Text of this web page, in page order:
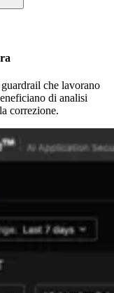
che lavorano
di analisi
correzione.